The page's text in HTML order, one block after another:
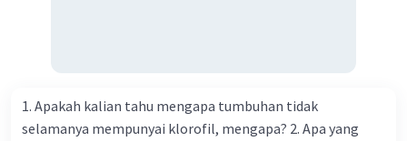
1. Apakah kalian tahu mengapa tumbuhan tidak
selamanya mempunyai klorofil, mengapa? 2. Apa yang